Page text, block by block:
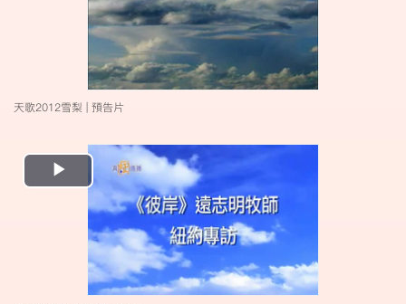
天歌2012雪梨 | 預告片
Play
Video